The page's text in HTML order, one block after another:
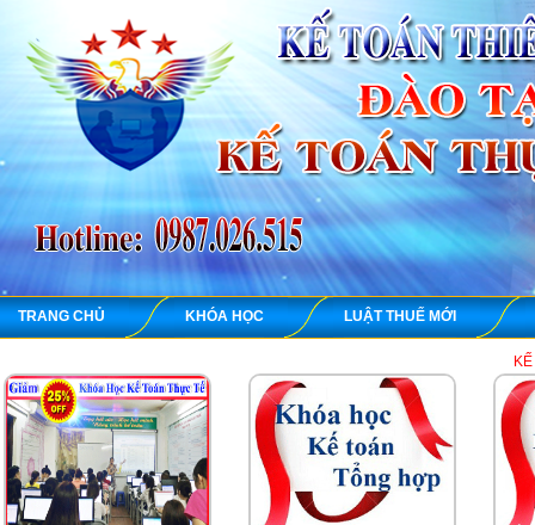
TRANG CHỦ KHÓA HỌC LUẬT THUẾ MỚI
KẾ TOÁN